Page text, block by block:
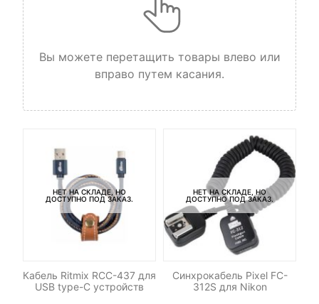
Вы можете перетащить товары влево или
вправо путем касания.
НЕТ НА СКЛАДЕ, НО
ДОСТУПНО ПОД ЗАКАЗ.
Кабель Ritmix RCC-437 для
USB type-C устройств
НЕТ НА СКЛАДЕ, НО
ДОСТУПНО ПОД ЗАКАЗ.
Синхрокабель Pixel FC-
312S для Nikon